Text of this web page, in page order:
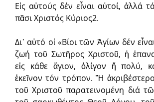
Εἰς αὐτούς δέν εἶναι αὐτοί, ἀλλά
πᾶσι Χριστός Κύριος2.
Δι᾽ αὐτό οἱ «Βίοι τῶν Ἁγίων δέν
ζωή τοῦ Σωτῆρος Χριστοῦ, ἡ
εἰς κάθε ἅγιον, ὀλίγον ἤ πολύ,
ἐκεῖνον τόν τρόπον. Ἤ
τοῦ Χριστοῦ παρατεινομένη διά